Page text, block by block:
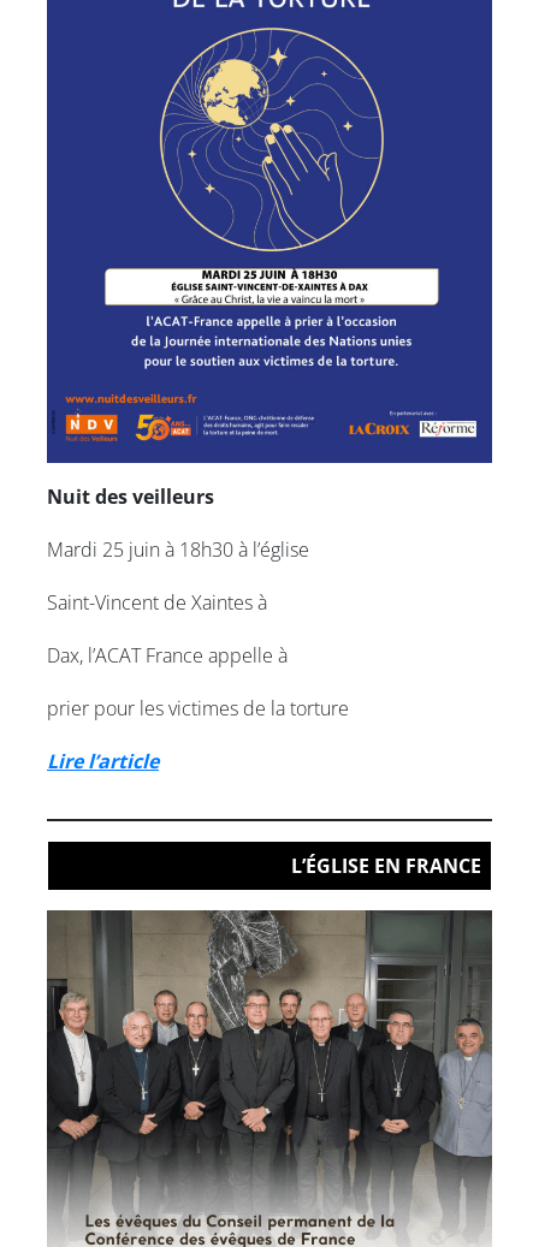
Nuit des veilleurs
Mardi 25 juin à 18h30 à l’église
Saint-Vincent de Xaintes à
Dax, l’ACAT France appelle à
prier pour les victimes de la torture
Lire l’article
L’ÉGLISE EN FRANCE